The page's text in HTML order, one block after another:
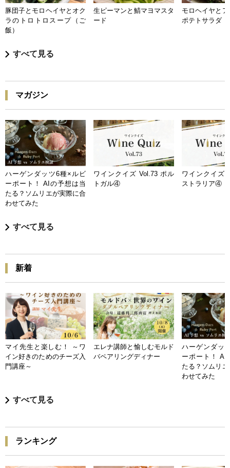
豚団子とモロヘイヤとオク
ラのトロトロスープ（ご
飯）
生ピーマンと鯖マヨマスタ
ード
モロヘイヤと
ポテトサラダ
すべて見る
マガジン
ハーゲンダッツ6種×ルビ
ーポート！ AIの予想は当
たる？ソムリエが実際に合
わせてみた
ワインクイズ Vol.73 ポル
トガル④
ワインクイズ
ストラリア④
すべて見る
新着
マイ先生と楽しむ！ ～ワ
イン好きのためのチーズ入
門講座～
エレナ講師と愉しむモルド
バペアリングディナー
ハーゲンダッ
ーポート！ AI
たる？ソムリ
わせてみた
すべて見る
ランキング